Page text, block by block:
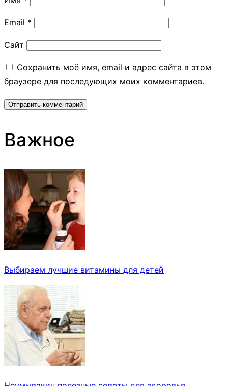
Email *
Сайт
Сохранить моё имя, email и адрес сайта в этом
браузере для последующих моих комментариев.
Важное
Выбираем лучшие витамины для детей